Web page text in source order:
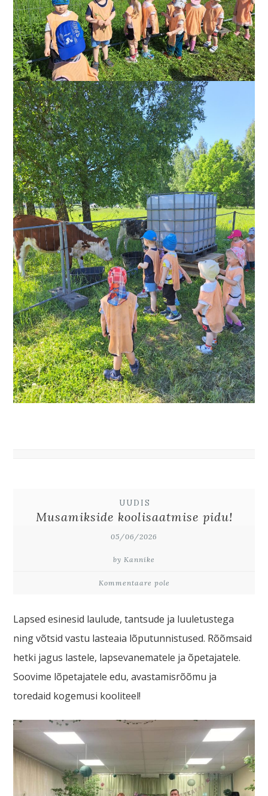
UUDIS
Musamikside koolisaatmise pidu!
05/06/2026
by Kannike
Kommentaare pole
Lapsed esinesid laulude, tantsude ja luuletustega
ning võtsid vastu lasteaia lõputunnistused. Rõõmsaid
hetki jagus lastele, lapsevanematele ja õpetajatele.
Soovime lõpetajatele edu, avastamisrõõmu ja
toredaid kogemusi kooliteel!